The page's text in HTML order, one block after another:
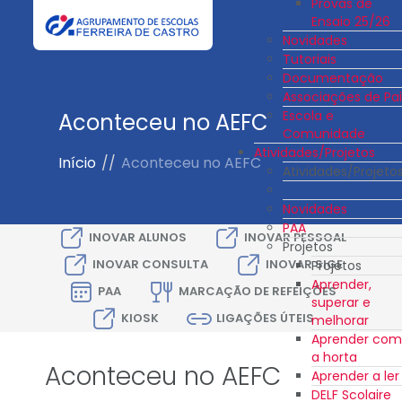
Ensaio 25/26
Novidades
Tutoriais
Documentação
Associações de
Escola e
Comunidade
Atividades/Projetos
Atividades/
Novidades
PAA
Projetos
Projetos
Aprender,
superar e
melhorar
Aprender com
a horta
Aprender a ler
DELF Scolaire
Aconteceu no AEFC
Início // Aconteceu no AEFC
INOVAR ALUNOS
INOVAR PESSOAL
INOVAR CONSULTA
INOVAR SIGE
PAA
MARCAÇÃO DE REFEIÇÕES
KIOSK
LIGAÇÕES ÚTEIS
Aconteceu no AEFC